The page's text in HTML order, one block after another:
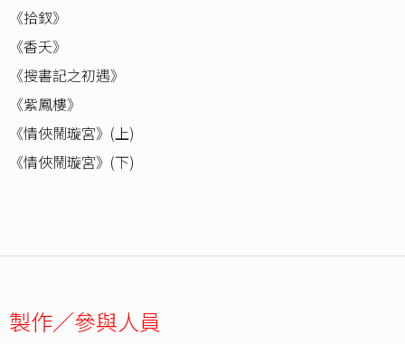
《拾釵》
《香夭》
《搜書記之初遇》
《紫鳳樓》
《情俠鬧璇宮》(上)
《情俠鬧璇宮》(下)
製作／參與人員